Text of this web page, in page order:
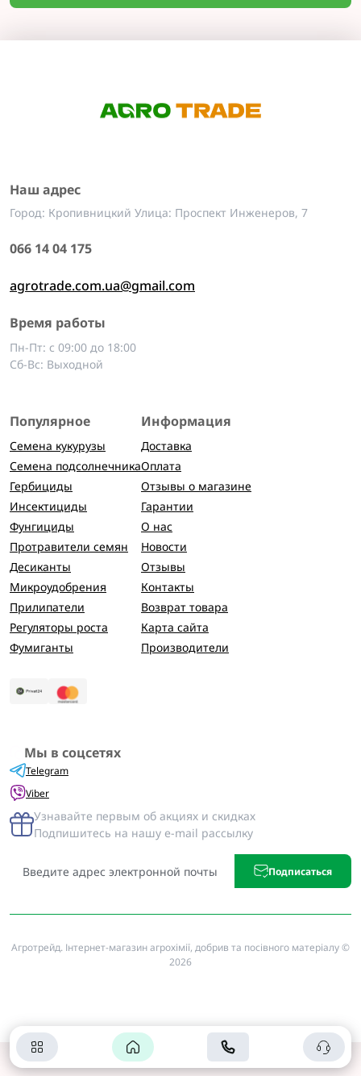
Наш адрес
Город: Кропивницкий Улица: Проспект Инженеров, 7
066 14 04 175
agrotrade.com.ua@gmail.com
Время работы
Пн-Пт: с 09:00 до 18:00
Сб-Вс: Выходной
Популярное
Семена кукурузы
Семена подсолнечника
Гербициды
Инсектициды
Фунгициды
Протравители семян
Десиканты
Микроудобрения
Прилипатели
Регуляторы роста
Фумиганты
Информация
Доставка
Оплата
Отзывы о магазине
Гарантии
О нас
Новости
Отзывы
Контакты
Возврат товара
Карта сайта
Производители
Мы в соцсетях
Telegram
Viber
Узнавайте первым об акциях и скидках
Подпишитесь на нашу e-mail рассылку
Подписаться
Агротрейд. Інтернет-магазин агрохімії, добрив та посівного матеріалу ©
2026